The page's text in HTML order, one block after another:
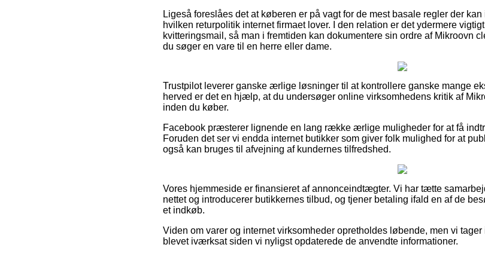
Ligeså foreslåes det at køberen er på vagt for de mest basale regler der
hvilken returpolitik internet firmaet lover. I den relation er det ydermere
kvitteringsmail, så man i fremtiden kan dokumentere sin ordre af Mikroovn
du søger en vare til en herre eller dame.
Trustpilot leverer ganske ærlige løsninger til at kontrollere ganske mange
herved er det en hjælp, at du undersøger online virksomhedens kritik af
inden du køber.
Facebook præsterer lignende en lang række ærlige muligheder for at få
Foruden det ser vi endda internet butikker som giver folk mulighed for at
også kan bruges til afvejning af kundernes tilfredshed.
Vores hjemmeside er finansieret af annonceindtægter. Vi har tætte
nettet og introducerer butikkernes tilbud, og tjener betaling ifald en af de
et indkøb.
Viden om varer og internet virksomheder opretholdes løbende, men vi
blevet iværksat siden vi nyligst opdaterede de anvendte informationer.